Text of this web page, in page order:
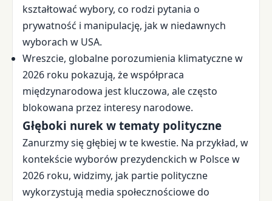
kształtować wybory, co rodzi pytania o
prywatność i manipulację, jak w niedawnych
wyborach w USA.
Wreszcie, globalne porozumienia klimatyczne w
2026 roku pokazują, że współpraca
międzynarodowa jest kluczowa, ale często
blokowana przez interesy narodowe.
Głęboki nurek w tematy polityczne
Zanurzmy się głębiej w te kwestie. Na przykład, w
kontekście wyborów prezydenckich w Polsce w
2026 roku, widzimy, jak partie polityczne
wykorzystują media społecznościowe do